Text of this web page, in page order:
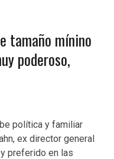
tamaño mínino
poderoso,
política y familiar
ex director general
preferido en las